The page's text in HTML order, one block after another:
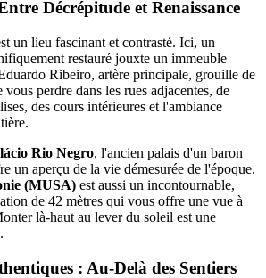
Décrépitude et Renaissance
un lieu fascinant et contrasté. Ici, un
restauré jouxte un immeuble
Ribeiro, artère principale, grouille de
perdre dans les rues adjacentes, de
des cours intérieures et l'ambiance
Rio Negro, l'ancien palais d'un baron
un aperçu de la vie démesurée de l'époque.
(MUSA) est aussi un incontournable,
de 42 mètres qui vous offre une vue à
là-haut au lever du soleil est une
: Au-Delà des Sentiers